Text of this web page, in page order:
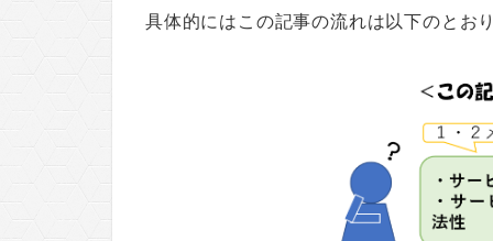
具体的にはこの記事の流れは以下のとお